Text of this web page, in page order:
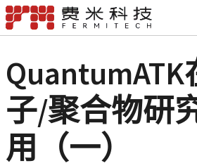
子/聚合物研
用（一）